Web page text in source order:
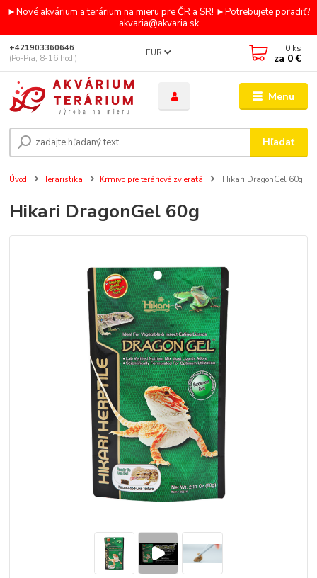
►Nové akvárium a terárium na mieru pre ČR a SR! ►Potrebujete poradiť?
akvaria@akvaria.sk
Menu
EUR
Hľadať
+421903360646
(Po-Pia, 8-16 hod.)
0 ks
za 0 €
Úvod Teraristika Krmivo pre teráriové zvieratá Hikari DragonGel 60g
Hikari DragonGel 60g